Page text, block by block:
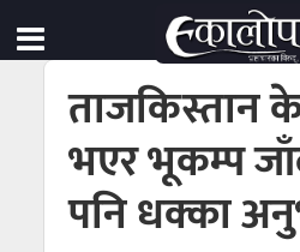
ताजकिस्तान
भएर भूकम्प
पनि धक्का